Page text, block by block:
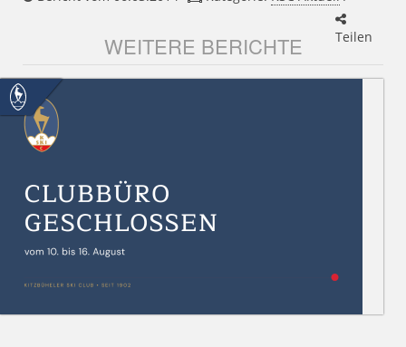
Teilen
WEITERE BERICHTE